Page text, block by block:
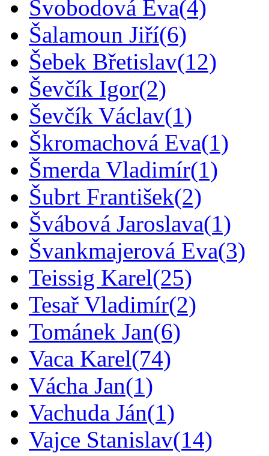
Svobodová Eva(4)
Šalamoun Jiří(6)
Šebek Břetislav(12)
Ševčík Igor(2)
Ševčík Václav(1)
Škromachová Eva(1)
Šmerda Vladimír(1)
Šubrt František(2)
Švábová Jaroslava(1)
Švankmajerová Eva(3)
Teissig Karel(25)
Tesař Vladimír(2)
Tománek Jan(6)
Vaca Karel(74)
Vácha Jan(1)
Vachuda Ján(1)
Vajce Stanislav(14)